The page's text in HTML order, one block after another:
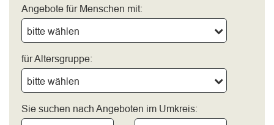
Angebote für Menschen mit:
bitte wählen
für Altersgruppe:
bitte wählen
Sie suchen nach Angeboten im Umkreis: